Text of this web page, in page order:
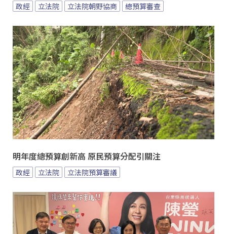
政經 立法院 立法院朝野協商 總預算審查
明年度總預算創新高 原民預算分配引關注
政經 立法院 立法院預算審議